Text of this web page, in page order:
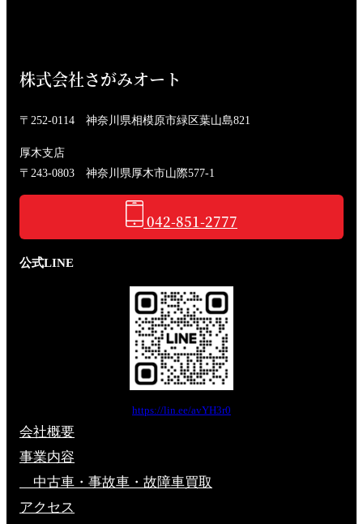
株式会社さがみオート
〒252-0114 神奈川県相模原市緑区葉山島821
厚木支店
〒243-0803 神奈川県厚木市山際577-1
042-851-2777
公式LINE
https://lin.ee/avYH3r0
会社概要
事業内容
中古車・事故車・故障車買取
アクセス